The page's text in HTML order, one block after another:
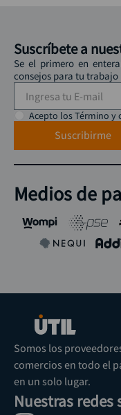
Suscríbete a
Se el primero en
consejos para tu trabajo
Acepto los Término y
Suscribirme
Medios de
Somos los
comercios en todo el
en un solo lugar.
Nuestras redes